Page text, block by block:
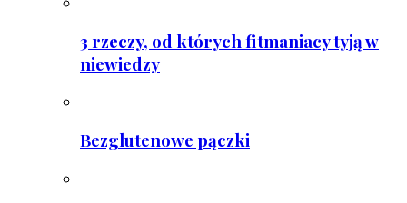
3 rzeczy, od których fitmaniacy tyją w
niewiedzy
Bezglutenowe pączki